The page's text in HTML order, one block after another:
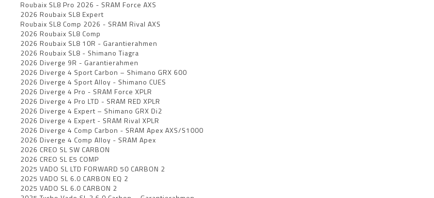
Roubaix SL8 Pro 2026 - SRAM Force AXS
2026 Roubaix SL8 Expert
Roubaix SL8 Comp 2026 - SRAM Rival AXS
2026 Roubaix SL8 Comp
2026 Roubaix SL8 10R - Garantierahmen
2026 Roubaix SL8 - Shimano Tiagra
2026 Diverge 9R - Garantierahmen
2026 Diverge 4 Sport Carbon – Shimano GRX 600
2026 Diverge 4 Sport Alloy - Shimano CUES
2026 Diverge 4 Pro - SRAM Force XPLR
2026 Diverge 4 Pro LTD - SRAM RED XPLR
2026 Diverge 4 Expert – Shimano GRX Di2
2026 Diverge 4 Expert - SRAM Rival XPLR
2026 Diverge 4 Comp Carbon - SRAM Apex AXS/S1000
2026 Diverge 4 Comp Alloy - SRAM Apex
2026 CREO SL SW CARBON
2026 CREO SL E5 COMP
2025 VADO SL LTD FORWARD 50 CARBON 2
2025 VADO SL 6.0 CARBON EQ 2
2025 VADO SL 6.0 CARBON 2